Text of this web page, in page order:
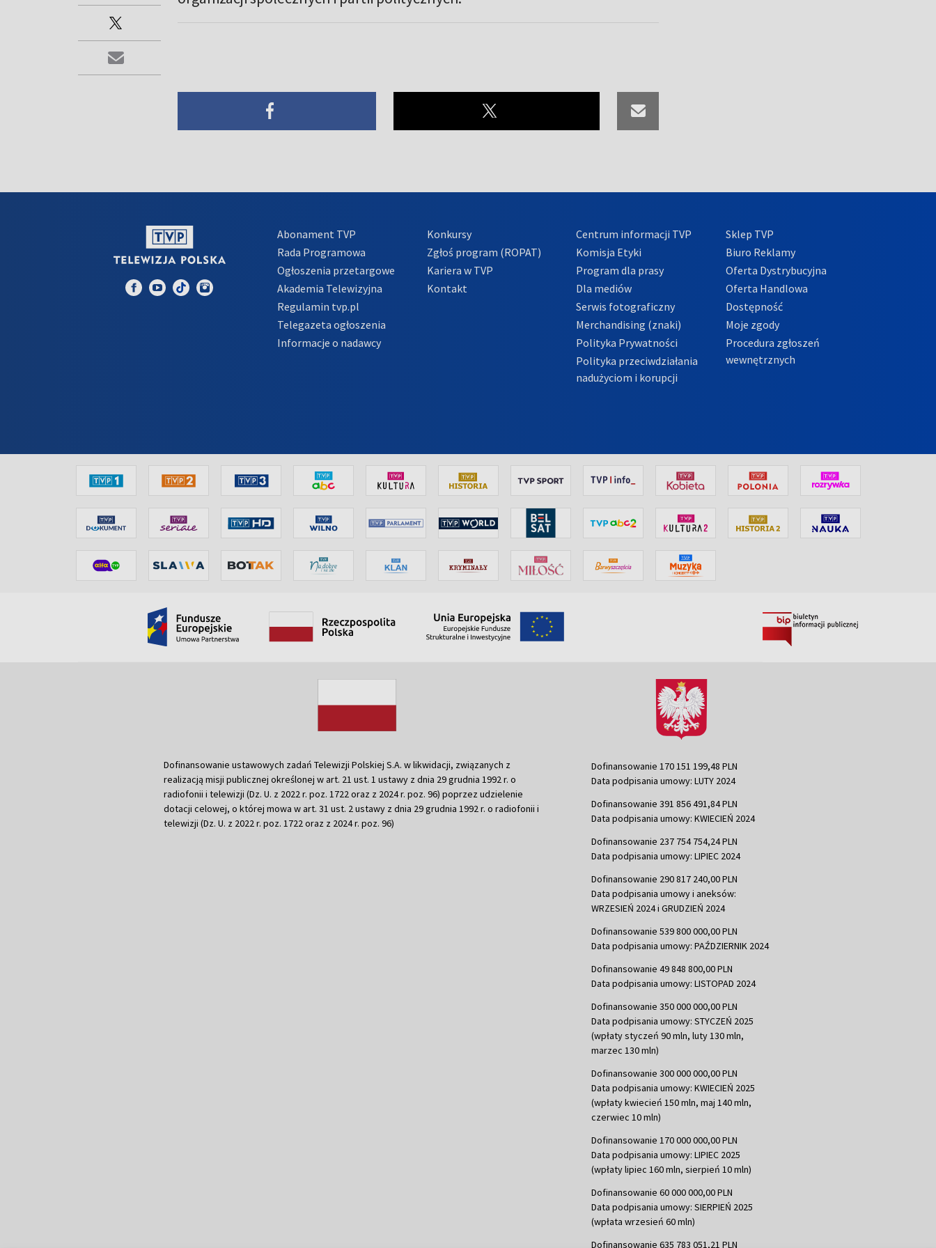
Abonament TVP
Rada Programowa
Ogłoszenia przetargowe
Akademia Telewizyjna
Regulamin tvp.pl
Telegazeta ogłoszenia
Informacje o nadawcy
Konkursy
Zgłoś program (ROPAT)
Kariera w TVP
Kontakt
Centrum informacji TVP
Komisja Etyki
Program dla prasy
Dla mediów
Serwis fotograficzny
Merchandising (znaki)
Polityka Prywatności
Polityka przeciwdziałania
nadużyciom i korupcji
Sklep TVP
Biuro Reklamy
Oferta Dystrybucyjna
Oferta Handlowa
Dostępność
Moje zgody
Procedura zgłoszeń
wewnętrznych
Dofinansowanie ustawowych zadań Telewizji Polskiej S.A. w likwidacji, związanych z
realizacją misji publicznej określonej w art. 21 ust. 1 ustawy z dnia 29 grudnia 1992 r. o
radiofonii i telewizji (Dz. U. z 2022 r. poz. 1722 oraz z 2024 r. poz. 96) poprzez udzielenie
dotacji celowej, o której mowa w art. 31 ust. 2 ustawy z dnia 29 grudnia 1992 r. o radiofonii i
telewizji (Dz. U. z 2022 r. poz. 1722 oraz z 2024 r. poz. 96)
Dofinansowanie 170 151 199,48 PLN
Data podpisania umowy: LUTY 2024
Dofinansowanie 391 856 491,84 PLN
Data podpisania umowy: KWIECIEŃ 2024
Dofinansowanie 237 754 754,24 PLN
Data podpisania umowy: LIPIEC 2024
Dofinansowanie 290 817 240,00 PLN
Data podpisania umowy i aneksów:
WRZESIEŃ 2024 i GRUDZIEŃ 2024
Dofinansowanie 539 800 000,00 PLN
Data podpisania umowy: PAŹDZIERNIK 2024
Dofinansowanie 49 848 800,00 PLN
Data podpisania umowy: LISTOPAD 2024
Dofinansowanie 350 000 000,00 PLN
Data podpisania umowy: STYCZEŃ 2025
(wpłaty styczeń 90 mln, luty 130 mln,
marzec 130 mln)
Dofinansowanie 300 000 000,00 PLN
Data podpisania umowy: KWIECIEŃ 2025
(wpłaty kwiecień 150 mln, maj 140 mln,
czerwiec 10 mln)
Dofinansowanie 170 000 000,00 PLN
Data podpisania umowy: LIPIEC 2025
(wpłaty lipiec 160 mln, sierpień 10 mln)
Dofinansowanie 60 000 000,00 PLN
Data podpisania umowy: SIERPIEŃ 2025
(wpłata wrzesień 60 mln)
Dofinansowanie 635 783 051,21 PLN